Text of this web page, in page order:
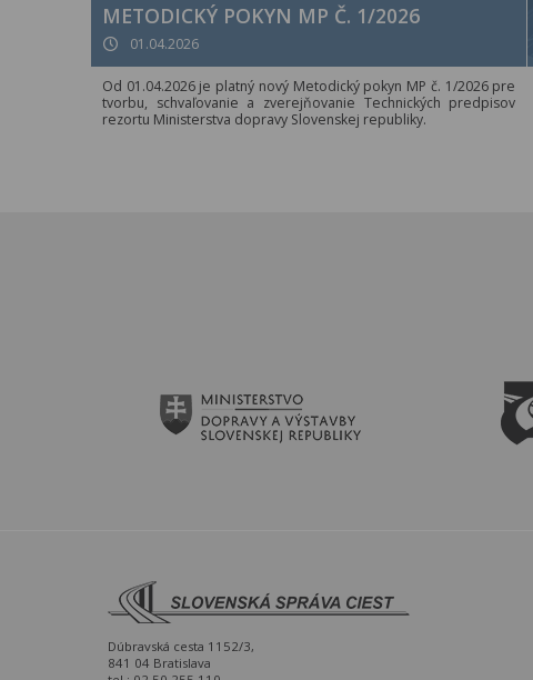
METODICKÝ POKYN MP Č. 1/2026
01.04.2026
Od 01.04.2026 je platný nový Metodický pokyn MP č. 1/2026 pre
tvorbu, schvaľovanie a zverejňovanie Technických predpisov
rezortu Ministerstva dopravy Slovenskej republiky.
Dúbravská cesta 1152/3,
841 04 Bratislava